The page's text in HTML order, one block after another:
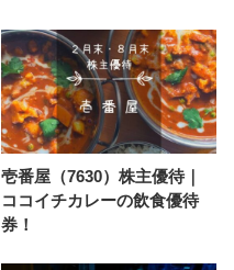
壱番屋（7630）株主優待｜
ココイチカレーの飲食優待
券！